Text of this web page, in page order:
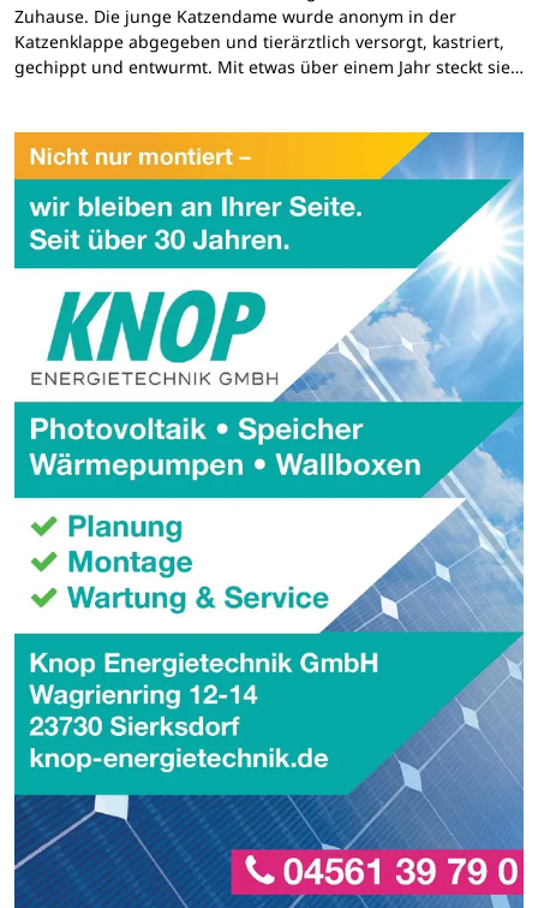
Zuhause. Die junge Katzendame wurde anonym in der
Katzenklappe abgegeben und tierärztlich versorgt, kastriert,
gechippt und entwurmt. Mit etwas über einem Jahr steckt sie…